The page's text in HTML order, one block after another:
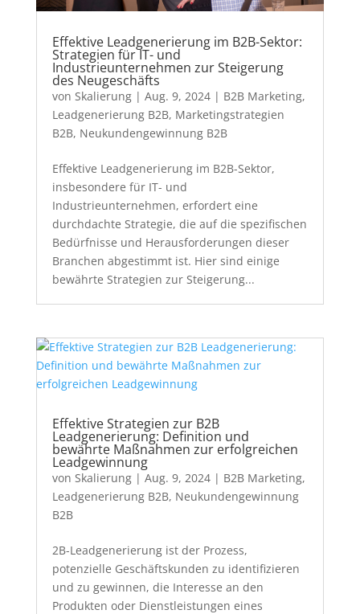
Effektive Leadgenerierung im B2B-Sektor:
Strategien für IT- und
Industrieunternehmen zur Steigerung
des Neugeschäfts
von Skalierung| Aug. 9, 2024| B2B Marketing,
Leadgenerierung B2B, Marketingstrategien
B2B, Neukundengewinnung B2B
Effektive Leadgenerierung im B2B-Sektor,
insbesondere für IT- und
Industrieunternehmen, erfordert eine
durchdachte Strategie, die auf die spezifischen
Bedürfnisse und Herausforderungen dieser
Branchen abgestimmt ist. Hier sind einige
bewährte Strategien zur Steigerung...
Effektive Strategien zur B2B
Leadgenerierung: Definition und
bewährte Maßnahmen zur erfolgreichen
Leadgewinnung
von Skalierung| Aug. 9, 2024| B2B Marketing,
Leadgenerierung B2B, Neukundengewinnung
B2B
2B-Leadgenerierung ist der Prozess,
potenzielle Geschäftskunden zu identifizieren
und zu gewinnen, die Interesse an den
Produkten oder Dienstleistungen eines